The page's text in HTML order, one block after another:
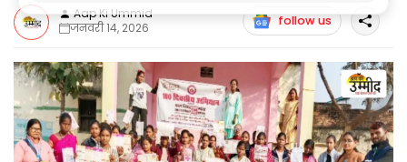
Aap Ki Ummid
जनवरी 14, 2026
follow us